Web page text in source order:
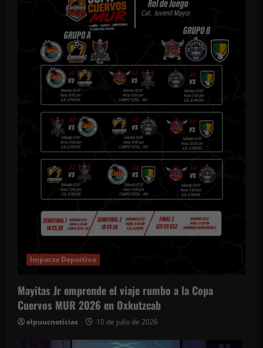
Impacto Deportivo
Mayitas Jr emprende el viaje rumbo a la Copa
Cuervos MUR 2026 en Oxkutzcab
elpuucnoticias 10 de julio de 2026